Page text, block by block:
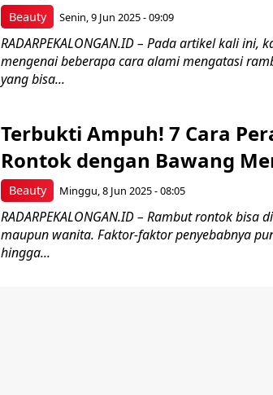
Beauty Senin, 9 Jun 2025 - 09:09
RADARPEKALONGAN.ID – Pada artikel kali ini,
mengenai beberapa cara alami mengatasi
yang bisa...
Beauty
Terbukti Ampuh! 7 Cara
Rontok dengan Bawang
Minggu, 8 Jun 2025 - 08:05
RADARPEKALONGAN.ID – Rambut rontok
maupun wanita. Faktor-faktor penyebabnya
hingga...